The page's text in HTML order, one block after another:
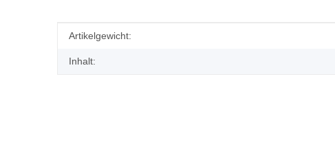
Produkteigenschaft
Wert
Artikelgewicht:
Inhalt: